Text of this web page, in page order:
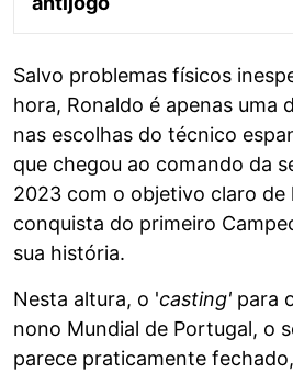
Salvo problemas físicos
hora, Ronaldo é apenas uma
nas escolhas do técnico
que chegou ao comando da
2023 com o objetivo claro de
conquista do primeiro
sua história.
Nesta altura, o 'casting' para
nono Mundial de Portugal, o
parece praticamente fechado,